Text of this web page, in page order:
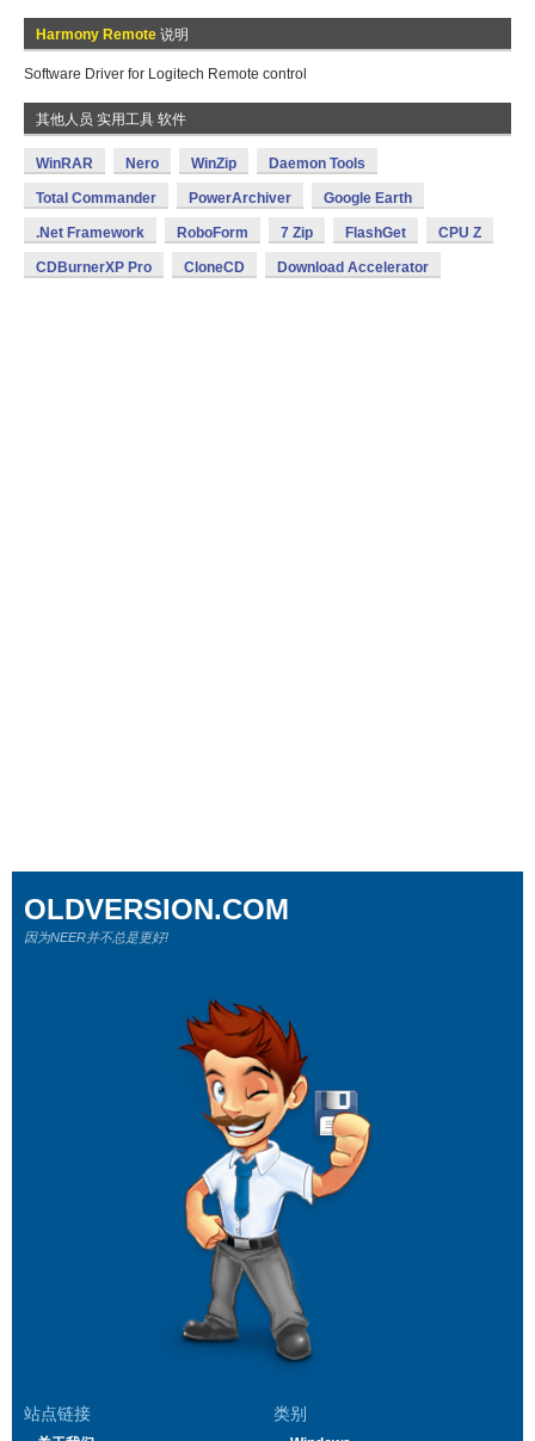
Harmony Remote 说明
Software Driver for Logitech Remote control
其他人员 实用工具 软件
WinRAR Nero WinZip Daemon Tools
Total Commander PowerArchiver Google Earth
.Net Framework RoboForm 7 Zip FlashGet CPU Z
CDBurnerXP Pro CloneCD Download Accelerator
站点链接 类别
OLDVERSION.COM
因为NEER并不总是更好!